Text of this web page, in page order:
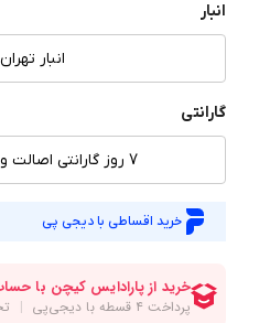
انبار
انبار تهران
گارانتی
7 روز گارانتی اصالت و سلامت کالا
خرید اقساطی با دیجی پی